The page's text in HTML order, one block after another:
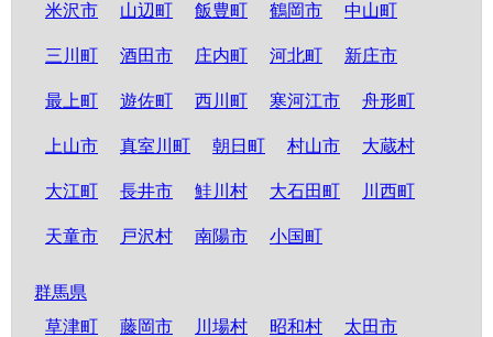
米沢市 山辺町 飯豊町 鶴岡市 中山町
三川町 酒田市 庄内町 河北町 新庄市
最上町 遊佐町 西川町 寒河江市 舟形町
上山市 真室川町 朝日町 村山市 大蔵村
大江町 長井市 鮭川村 大石田町 川西町
天童市 戸沢村 南陽市 小国町
群馬県
草津町
藤岡市 川場村 昭和村 太田市